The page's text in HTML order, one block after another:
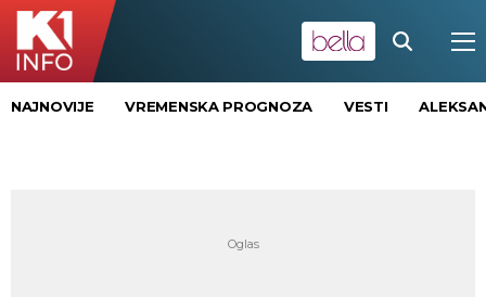
NAJNOVIJE VREMENSKA PROGNOZA VESTI